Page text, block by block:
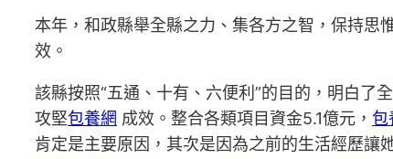
本年，和政縣舉全縣之力、集各方之智，保持思
效。
該縣按照“五通、十有、六便利”的目的，明白了
攻堅包養網 成效。整合各類項目資金5.1億元， 包
肯定是主要原因，其次是因為之前的生活經歷讓